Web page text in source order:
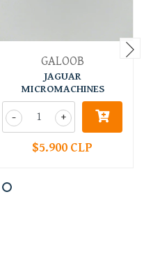
GALOOB
JAGUAR
MICROMACHINES
+
-
$5.900 CLP